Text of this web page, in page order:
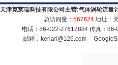
天津克莱瑞科技有限公司主营:气体涡轮流量
总访问量： 567624 地址：
电话：86-022-27612884 传真：
邮箱： kerlari@126.com